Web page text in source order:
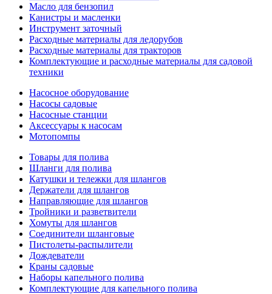
Масло для бензопил
Канистры и масленки
Инструмент заточный
Расходные материалы для ледорубов
Расходные материалы для тракторов
Комплектующие и расходные материалы для садовой
техники
Насосное оборудование
Насосы садовые
Насосные станции
Аксессуары к насосам
Мотопомпы
Товары для полива
Шланги для полива
Катушки и тележки для шлангов
Держатели для шлангов
Направляющие для шлангов
Тройники и разветвители
Хомуты для шлангов
Соединители шланговые
Пистолеты-распылители
Дождеватели
Краны садовые
Наборы капельного полива
Комплектующие для капельного полива